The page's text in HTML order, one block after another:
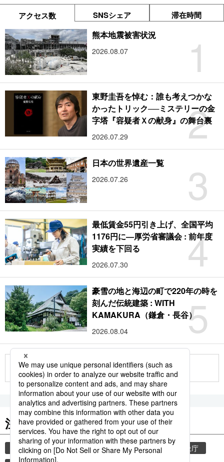
アクセス数 SNSシェア 滞在時間
1
熊本地震被害状況
2026.08.07
2
東野圭吾を悼む：誰も考えつかな
かったトリック──ミステリーの金
字塔『容疑者Ｘの献身』の舞台裏
2026.07.29
3
日本の世界遺産一覧
2026.07.26
4
最低賃金55円引き上げ、全国平均
1176円に―厚労省審議会 : 前年度
実績を下回る
2026.07.30
5
豪雪の地と海辺の町で220年の時を
刻んだ伝統建築 : WITH
KAMAKURA（鎌倉・長谷）
2026.08.04
もっと見る
注目のキーワード
共同通信ニュース 気象・災害 災害
気象庁